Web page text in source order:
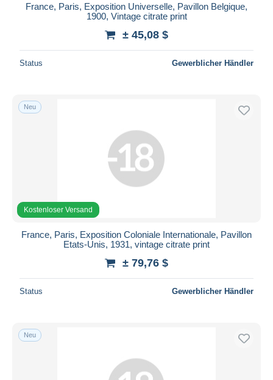
France, Paris, Exposition Universelle, Pavillon Belgique,
1900, Vintage citrate print
± 45,08 $
Status Gewerblicher Händler
Neu
Kostenloser Versand
France, Paris, Exposition Coloniale Internationale, Pavillon
Etats-Unis, 1931, vintage citrate print
± 79,76 $
Status Gewerblicher Händler
Neu